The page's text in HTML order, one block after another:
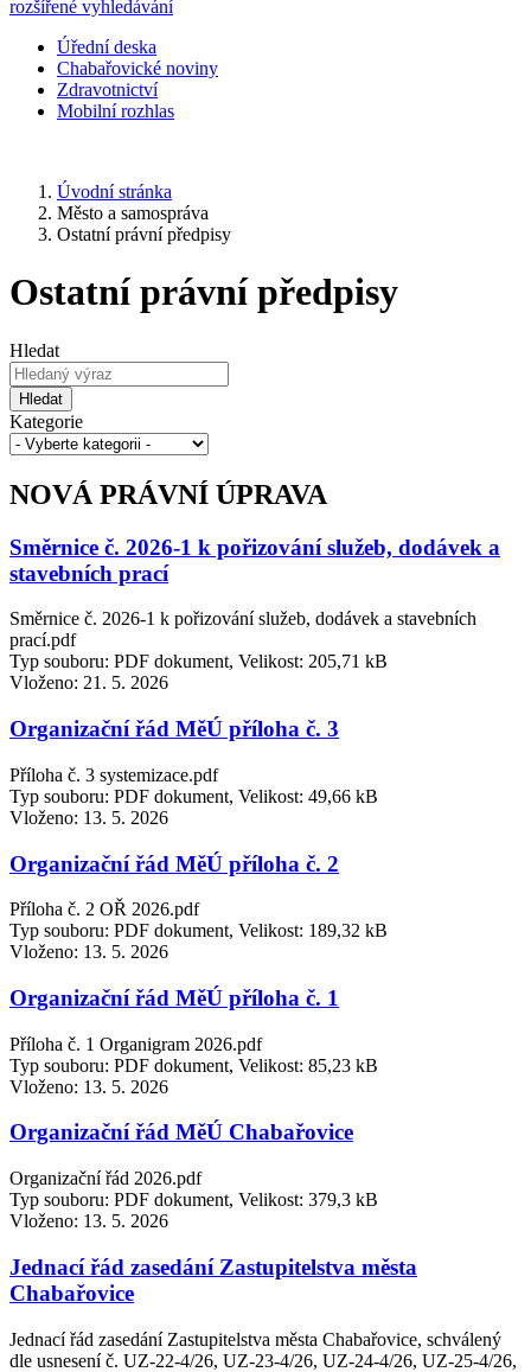
rozšířené vyhledávání
Úřední deska
Chabařovické noviny
Zdravotnictví
Mobilní rozhlas
Úvodní stránka
Město a samospráva
Ostatní právní předpisy
Ostatní právní předpisy
Hledat
Hledat
Kategorie
NOVÁ PRÁVNÍ ÚPRAVA
Směrnice č. 2026-1 k pořizování služeb, dodávek a
stavebních prací
Směrnice č. 2026-1 k pořizování služeb, dodávek a stavebních
prací.pdf
Typ souboru: PDF dokument, Velikost: 205,71 kB
Vloženo: 21. 5. 2026
Organizační řád MěÚ příloha č. 3
Příloha č. 3 systemizace.pdf
Typ souboru: PDF dokument, Velikost: 49,66 kB
Vloženo: 13. 5. 2026
Organizační řád MěÚ příloha č. 2
Příloha č. 2 OŘ 2026.pdf
Typ souboru: PDF dokument, Velikost: 189,32 kB
Vloženo: 13. 5. 2026
Organizační řád MěÚ příloha č. 1
Příloha č. 1 Organigram 2026.pdf
Typ souboru: PDF dokument, Velikost: 85,23 kB
Vloženo: 13. 5. 2026
Organizační řád MěÚ Chabařovice
Organizační řád 2026.pdf
Typ souboru: PDF dokument, Velikost: 379,3 kB
Vloženo: 13. 5. 2026
Jednací řád zasedání Zastupitelstva města
Chabařovice
Jednací řád zasedání Zastupitelstva města Chabařovice, schválený
dle usnesení č. UZ-22-4/26, UZ-23-4/26, UZ-24-4/26, UZ-25-4/26,